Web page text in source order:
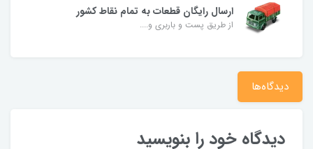
ارسال رایگان قطعات به تمام نقاط کشور
از طریق پست و باربری و....
دیدگاه‌ها
دیدگاه خود را بنویسید